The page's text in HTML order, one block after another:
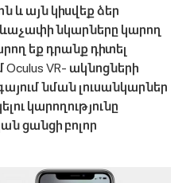
և այն կիսվեք ձեր
ձևաչափի նկարները կարող
եք դրանք դիտել
Oculus VR- ակնոցների
նման լուսանկարներ
կարողությունը
ցանցի բոլոր